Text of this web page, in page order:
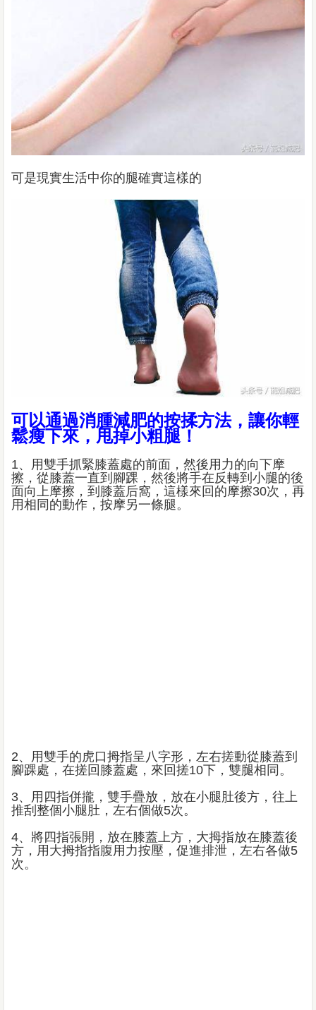
可是現實生活中你的腿確實這樣的
可以通過消腫減肥的按揉方法，讓你輕
鬆瘦下來，甩掉小粗腿！
1、用雙手抓緊膝蓋處的前面，然後用力的向下摩
擦，從膝蓋一直到腳踝，然後將手在反轉到小腿的後
面向上摩擦，到膝蓋后窩，這樣來回的摩擦30次，再
用相同的動作，按摩另一條腿。
2、用雙手的虎口拇指呈八字形，左右搓動從膝蓋到
腳踝處，在搓回膝蓋處，來回搓10下，雙腿相同。
3、用四指併攏，雙手疊放，放在小腿肚後方，往上
推刮整個小腿肚，左右個做5次。
4、將四指張開，放在膝蓋上方，大拇指放在膝蓋後
方，用大拇指指腹用力按壓，促進排泄，左右各做5
次。